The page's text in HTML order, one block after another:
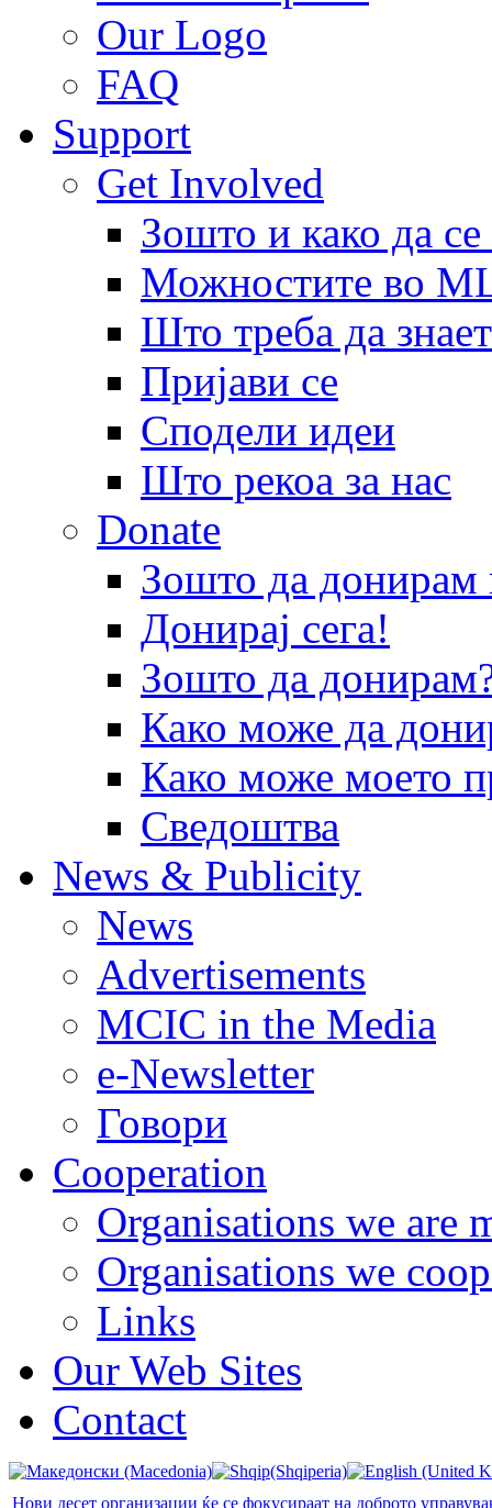
Our Logo
FAQ
Support
Get Involved
Зошто и како да
Можностите во
Што треба да
Пријави се
Сподели идеи
Што рекоа за нас
Donate
Зошто да
Донирај сега!
Зошто да
Како може да
Како може моето
Сведоштва
News & Publicity
News
Advertisements
MCIC in the Media
e-Newsletter
Говори
Cooperation
Organisations we are
Organisations we
Links
Our Web Sites
Contact
Нови десет организации ќе се фокусираат на доброто